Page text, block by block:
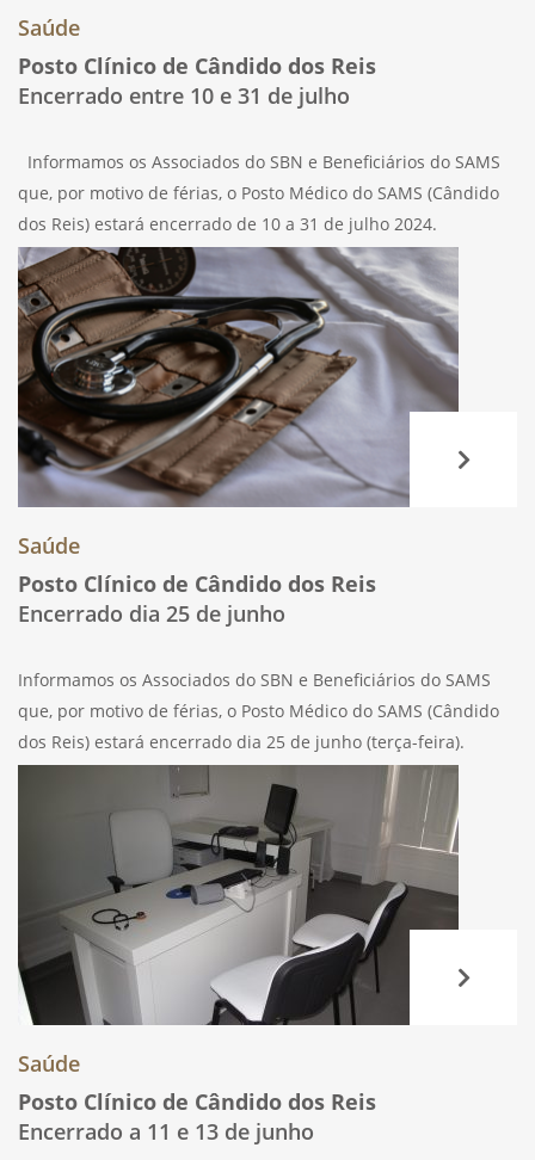
Saúde
Posto Clínico de Cândido dos Reis
Encerrado entre 10 e 31 de julho
Informamos os Associados do SBN e Beneficiários do SAMS
que, por motivo de férias, o Posto Médico do SAMS (Cândido
dos Reis) estará encerrado de 10 a 31 de julho 2024.
Qualquer assunto relacionado com comparticipações poderá
ser tratado
Saúde
Posto Clínico de Cândido dos Reis
Encerrado dia 25 de junho
Informamos os Associados do SBN e Beneficiários do SAMS
que, por motivo de férias, o Posto Médico do SAMS (Cândido
dos Reis) estará encerrado dia 25 de junho (terça-feira).
Qualquer assunto relacionado com comparticipações poderá
ser tratado na Loja de
Saúde
Posto Clínico de Cândido dos Reis
Encerrado a 11 e 13 de junho